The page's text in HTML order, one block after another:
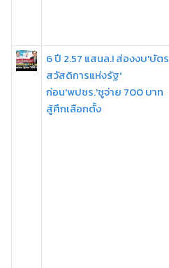
6 ปี 2.57 แสนล.! ส่องงบ'บัตร
สวัสดิการแห่งรัฐ'
ก่อน'พปชร.'ชูจ่าย 700 บาท
สู้ศึกเลือกตั้ง